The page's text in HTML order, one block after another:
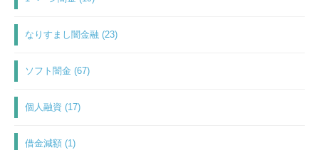
なりすまし闇金融 (23)
ソフト闇金 (67)
個人融資 (17)
借金減額 (1)